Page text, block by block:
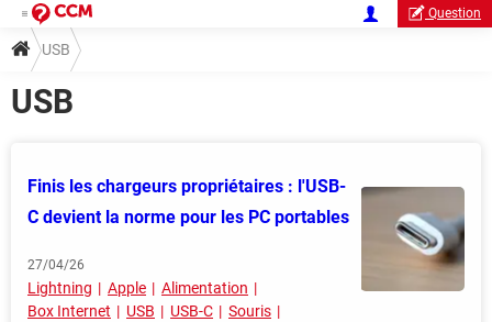
Question
USB
USB
Finis les chargeurs propriétaires : l'USB-
C devient la norme pour les PC portables
27/04/26
Lightning Apple
Alimentation
Box Internet
USB USB-C Souris